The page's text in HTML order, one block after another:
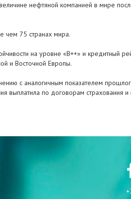
нефтяной компанией в мире
чем 75 странах мира.
на уровне «B++» и кредитный
и Восточной Европы.
с аналогичным показателем
выплатила по договорам страхования и